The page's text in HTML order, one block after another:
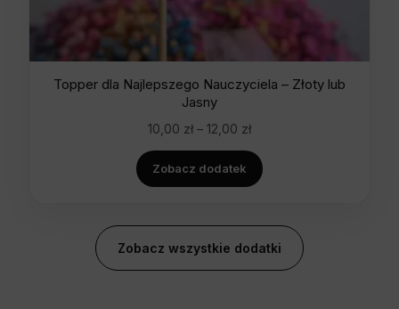
Topper dla Najlepszego Nauczyciela – Złoty lub
Jasny
10,00 zł – 12,00 zł
Zobacz dodatek
Zobacz wszystkie dodatki